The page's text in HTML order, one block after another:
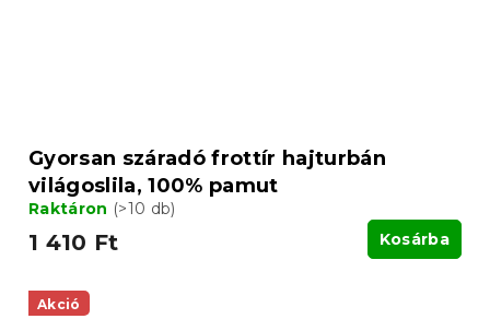
Gyorsan száradó frottír hajturbán
világoslila, 100% pamut
Raktáron (>10 db)
1 410 Ft Kosárba
Akció